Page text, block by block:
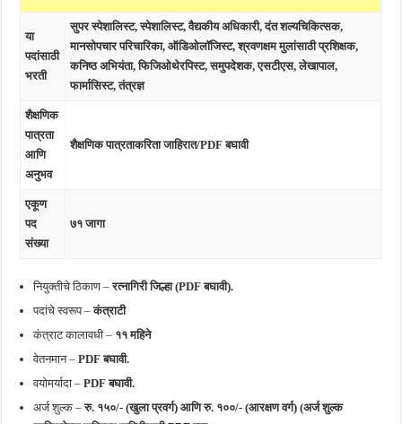
या
पदांसाठी
भरती
सुपर स्पेशालिस्ट, स्पेशालिस्ट, वैद्यकीय अधिकारी, दंत शल्यचिकित्सक,
मानसोपचार परिचारिका, ऑडिओलॉजिस्ट, श्रवणक्षम मुलांसाठी प्रशिक्षक,
कनिष्ठ अभियंता, फिजिओथेरपिस्ट, समुपदेशक, एसटीएस, लेखापाल,
फार्मासिस्ट, तंत्रज्ञ
शैक्षणिक
पात्रता
आणि
अनुभव
शैक्षणिक पात्रताकरिता जाहिरात/PDF बघावी
एकूण
पद
संख्या
७१ जागा
नियुक्तीचे ठिकाण –रत्नागिरी जिल्हा (PDF बघावी).
पदांचे स्वरूप –कंत्राटी
कंत्राट कालावधी – ११ महिने
वेतनमान –PDF बघावी.
वयोमर्यादा –PDF बघावी.
अर्ज शुल्क –रु. १५०/- (खुला प्रवर्ग) आणि रु. १००/- (आरक्षण वर्ग) (अर्ज शुल्क